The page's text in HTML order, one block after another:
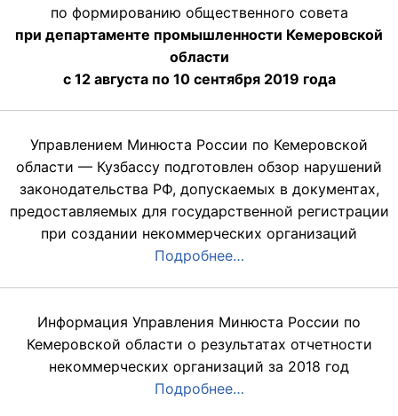
по формированию общественного совета
при департаменте промышленности Кемеровской
области
с 12 августа по 10 сентября 2019 года
Управлением Минюста России по Кемеровской
области — Кузбассу подготовлен обзор нарушений
законодательства РФ, допускаемых в документах,
предоставляемых для государственной регистрации
при создании некоммерческих организаций
Подробнее…
Информация Управления Минюста России по
Кемеровской области о результатах отчетности
некоммерческих организаций за 2018 год
Подробнее…